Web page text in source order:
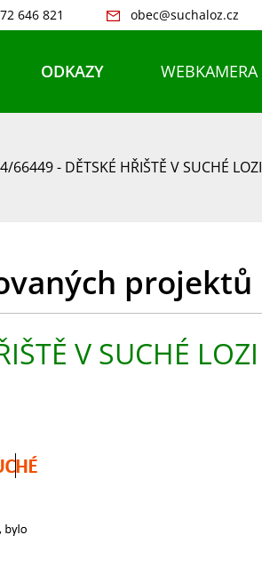
646 821 obec@suchaloz.cz
ODKAZY WEBKAMERA
66449 - DĚTSKÉ HŘIŠTĚ V SUCHÉ LOZI
projektů
V SUCHÉ LOZI